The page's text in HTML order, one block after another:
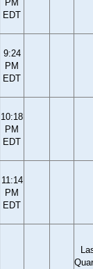
PM
EDT
9:24
PM
EDT
10:18
PM
EDT
11:14
PM
EDT